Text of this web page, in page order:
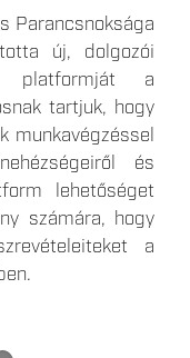
hír is megjelent,
takarékossági
most közvetlen,
tájékoztatást
Parancsnoksága
új, dolgozói
platformját a
tartjuk, hogy
munkavégzéssel
és
lehetőséget
számára, hogy
a
egyes
elzárás
törvényben
útján történő
a Skype
2025. május 5.
kiemelt
amely közel
a
várható
havi nettó 400
feltétele a
információk a
karrieroldalán, a
és
közösségi média